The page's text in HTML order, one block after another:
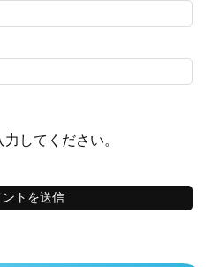
してください。